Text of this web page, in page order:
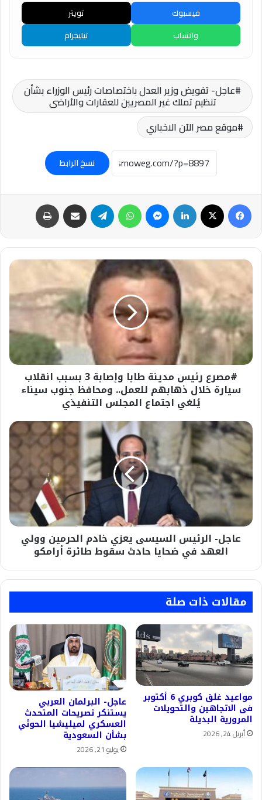
فيسبوك
تويتر
واتساب
تيليجرام
عاجل- تفويض وزير العدل باختصاصات رئيس الوزراء بشأن
تنظيم تملك غير المصريين للعقارات والأراضى
موقع مصر الآن الاخباري
نسخ الرابط
فيسبوك لينكدإن ماسنجر واتساب تيلقرام مشاركة عبر البريد
#مصرع
مدينة
وإصابة
بسبب
انقلاب
سيارة
ذهابهم
للعمل..
جنوب
سيناء
يُلغي
اجتماع
المجلس
التنفيذي
#مصرع رئيس مدينة طابا وإصابة 3 بسبب انقلاب
سيارة خلال ذهابهم للعمل.. ومحافظ جنوب سيناء
يُلغي اجتماع المجلس التنفيذي
عاجل-
الرئيس
السيسى
يعزي
خادم
الحرمين
وولي
في
ضحايا
طائرة
عاجل- الرئيس السيسى يعزي خادم الحرمين وولي
العهد في ضحايا حادث سقوط طائرة أرامكو
مقالات ذات صلة
مواعيد غلق كوبري 6 أكتوبر
فى الاتجاهين والتحويلات
المرورية البديلة
أبريل 24, 2026
عاجل- البرلمان العربي
يستنكر تصريحات المتحدث
العسكري لميليشيا الحوثي
بشأن السعودية
يوليو 21, 2026